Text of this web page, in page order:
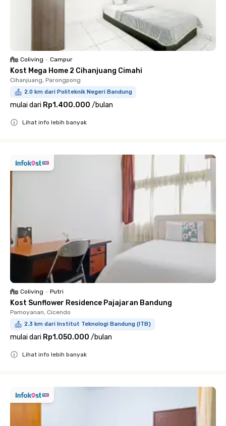
Coliving • Campur
Kost Mega Home 2 Cihanjuang Cimahi
Cihanjuang, Parongpong
2.0 km dari Politeknik Negeri Bandung
mulai dari Rp1.400.000 /bulan
Lihat info lebih banyak
Coliving • Putri
Kost Sunflower Residence Pajajaran Bandung
Pamoyanan, Cicendo
2.3 km dari Institut Teknologi Bandung (ITB)
mulai dari Rp1.050.000 /bulan
Lihat info lebih banyak